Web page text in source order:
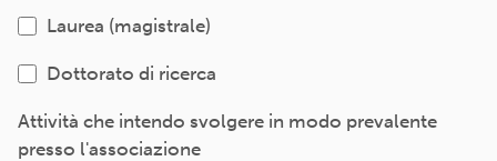
Laurea (magistrale)
Dottorato di ricerca
Attività che intendo svolgere in modo prevalente
presso l'associazione